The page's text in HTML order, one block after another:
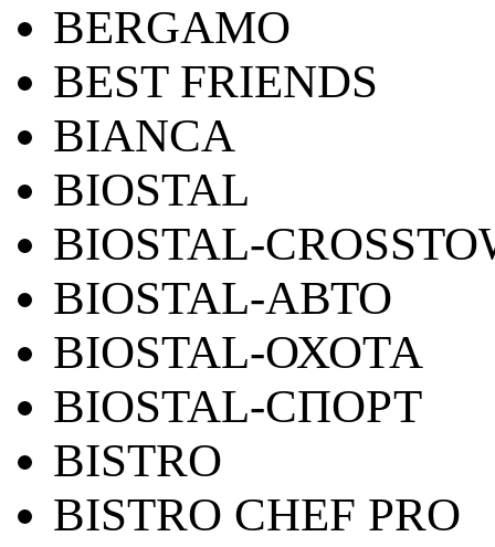
BERGAMO
BEST FRIENDS
BIANCA
BIOSTAL
BIOSTAL-
BIOSTAL-АВТО
BIOSTAL-ОХОТА
BIOSTAL-СПОРТ
BISTRO
BISTRO CHEF PRO